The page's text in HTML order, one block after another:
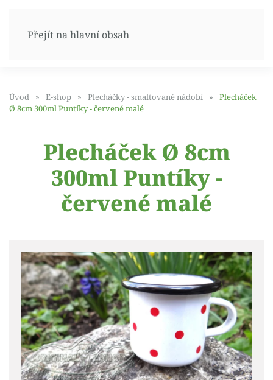
Přejít na hlavní obsah
Úvod E-shop Plecháčky - smaltované nádobí
Plecháček
Ø 8cm 300ml Puntíky - červené malé
Plecháček Ø 8cm
300ml Puntíky -
červené malé